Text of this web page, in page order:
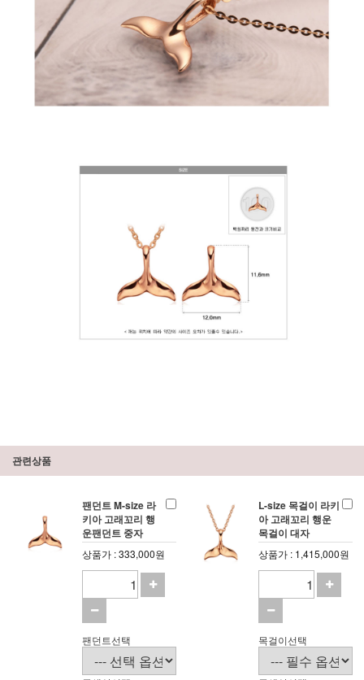
관련상품
팬던트 M-size 라
키아 고래꼬리 행
운팬던트 중자
상품가 : 333,000원
팬던트선택
L-size 목걸이 라키
아 고래꼬리 행운
목걸이 대자
상품가 : 1,415,000원
목걸이선택